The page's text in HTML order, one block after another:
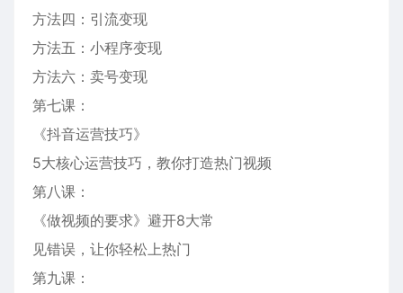
方法四：引流变现
方法五：小程序变现
方法六：卖号变现
第七课：
《抖音运营技巧》
5大核心运营技巧，教你打造热门视频
第八课：
《做视频的要求》避开8大常
见错误，让你轻松上热门
第九课：